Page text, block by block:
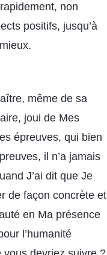
non
positifs, jusqu’à
même de sa
joui de Mes
épreuves, qui bien
il n’a jamais
J’ai dit que Je
de façon concrète et
en Ma présence
l’humanité